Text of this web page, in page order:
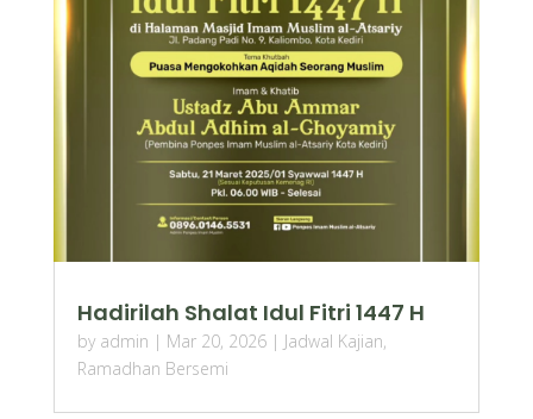
Hadirilah Shalat Idul Fitri 1447 H
by admin | Mar 20, 2026| Jadwal Kajian,
Ramadhan Bersemi